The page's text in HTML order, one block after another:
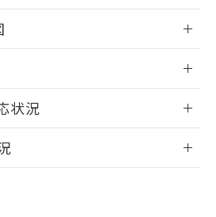
す。
イン/会員登録
状況
凡例
同利用者とは、
に関して"
の「1.共同利
10物質）の非含有証明書
せん。
のフタル酸エステル類４
、対応完了までの期間は出
が混在することから備考
しておりました。